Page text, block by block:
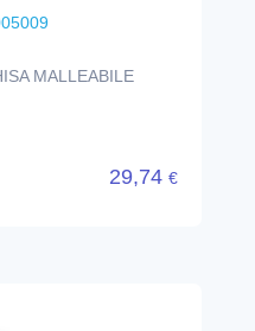
MALLEABILE
29,74 €